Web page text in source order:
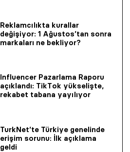
Reklamcılıkta kurallar
değişiyor: 1 Ağustos’tan sonra
markaları ne bekliyor?
Influencer Pazarlama Raporu
açıklandı: TikTok yükselişte,
rekabet tabana yayılıyor
TurkNet’te Türkiye genelinde
erişim sorunu: İlk açıklama
geldi